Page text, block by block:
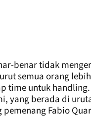
benar tidak
semua orang
time untuk
yang berada di
Fabio